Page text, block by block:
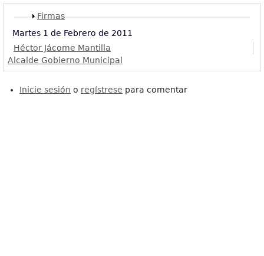
Mostrar
Firmas
Martes 1 de Febrero de 2011
Héctor Jácome Mantilla
Alcalde Gobierno Municipal
Inicie sesión o regístrese para comentar